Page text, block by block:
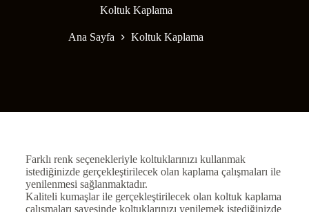
Koltuk Kaplama
Ana Sayfa Koltuk Kaplama
Farklı renk seçenekleriyle koltuklarınızı kullanmak
istediğinizde gerçekleştirilecek olan kaplama çalışmaları ile
yenilenmesi sağlanmaktadır.
Kaliteli kumaşlar ile gerçekleştirilecek olan koltuk kaplama
çalışmaları sayesinde koltuklarınızı yenilemek istediğinizde